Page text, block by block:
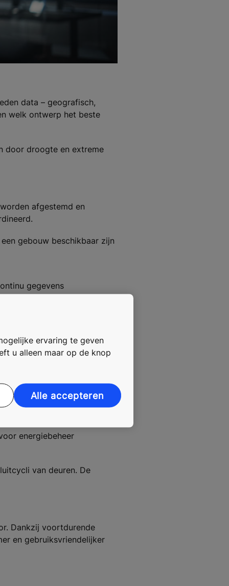
data – geografisch,
welk ontwerp het beste
door droogte en extreme
afgestemd en
gebouw beschikbaar zijn
gegevens
te optimaliseren.
en
onderhoud kan gebeuren
pannes tot de helft
energiebeheer
van deuren. De
Dankzij voortdurende
en gebruiksvriendelijker
ervaring te geven
u alleen maar op de knop
Alle accepteren